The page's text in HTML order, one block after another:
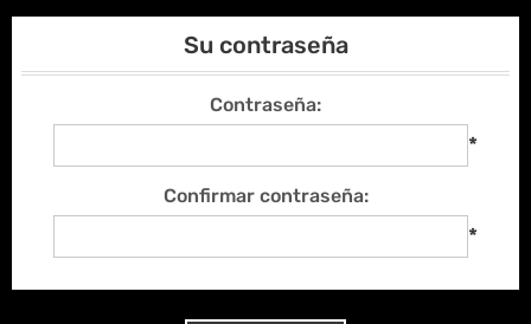
Su contraseña
Contraseña:
*
Confirmar contraseña:
*